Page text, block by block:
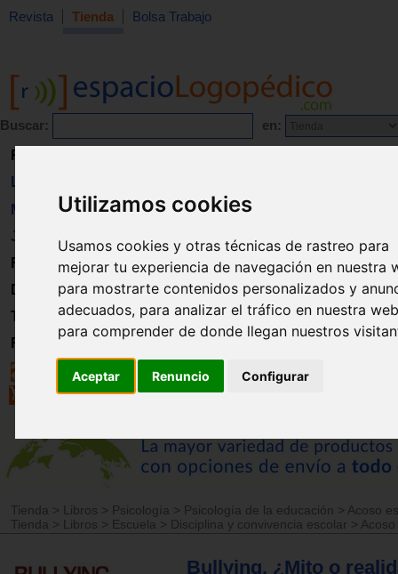
Utilizamos cookies
Usamos cookies y otras técnicas de rastreo para
mejorar tu experiencia de navegación en nuestra
para mostrarte contenidos personalizados y
adecuados, para analizar el tráfico en nuestra
para comprender de donde llegan nuestros
Aceptar Renuncio Configurar
Revista Tienda Bolsa Trabajo
Buscar: en:
Revista
Libros
Material
Juguetes
Formación
Directorio
Trabajo
Registro
Tienda > Libros > Psicología > Psicología de la educación > Acoso
Tienda
> Libros > Escuela > Disciplina y convivencia escolar >
Bullying. ¿Mito o